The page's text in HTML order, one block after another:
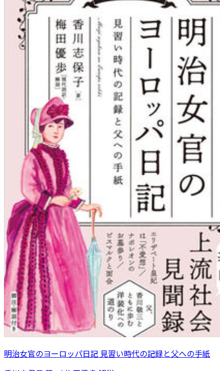
明治女官のヨーロッパ日記 見習い時代の記録と父への手紙